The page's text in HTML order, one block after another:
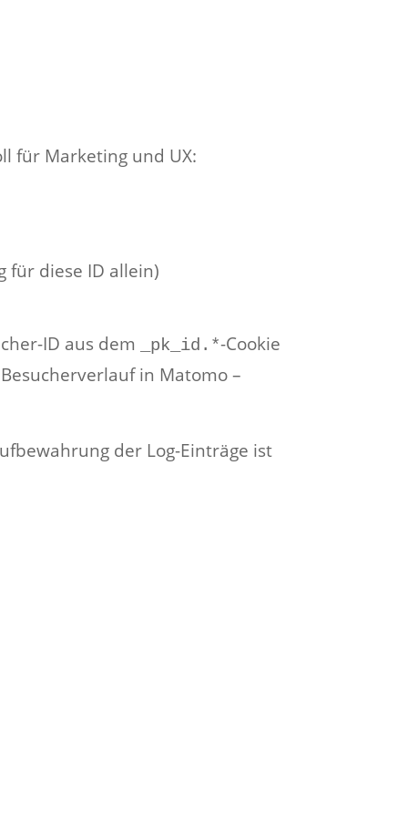
für Marketing und UX:
für diese ID allein)
ID aus dem _pk_id.*-Cookie
in Matomo –
der Log-Einträge ist